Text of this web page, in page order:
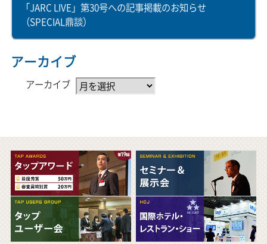
「JARC LIVE」第30号への記事掲載のお知らせ
（SPECIAL鼎談）
アーカイブ
アーカイブ